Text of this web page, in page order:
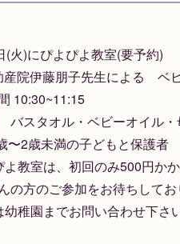
(火)にぴよぴよ教室(要予約)
産院伊藤朋子先生による ベ
10:30~11:15
スタオル・ベビーオイル・
〜2歳未満の子どもと保護者
よ教室は、初回のみ500円か
の方のご参加をお待ちしてお
稚園までお問い合わせ下さい